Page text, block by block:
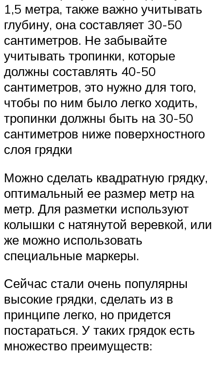
1,5 метра, также важно учитывать
глубину, она составляет 30-50
сантиметров. Не забывайте
учитывать тропинки, которые
должны составлять 40-50
сантиметров, это нужно для того,
чтобы по ним было легко ходить,
тропинки должны быть на 30-50
сантиметров ниже поверхностного
слоя грядки
Можно сделать квадратную грядку,
оптимальный ее размер метр на
метр. Для разметки используют
колышки с натянутой веревкой, или
же можно использовать
специальные маркеры.
Сейчас стали очень популярны
высокие грядки, сделать из в
принципе легко, но придется
постараться. У таких грядок есть
множество преимуществ: